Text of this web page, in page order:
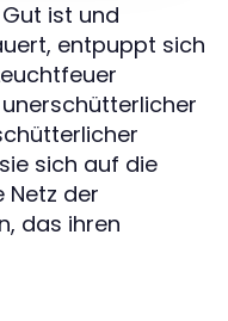
ist und
entpuppt sich
sich auf die
Netz der
das ihren